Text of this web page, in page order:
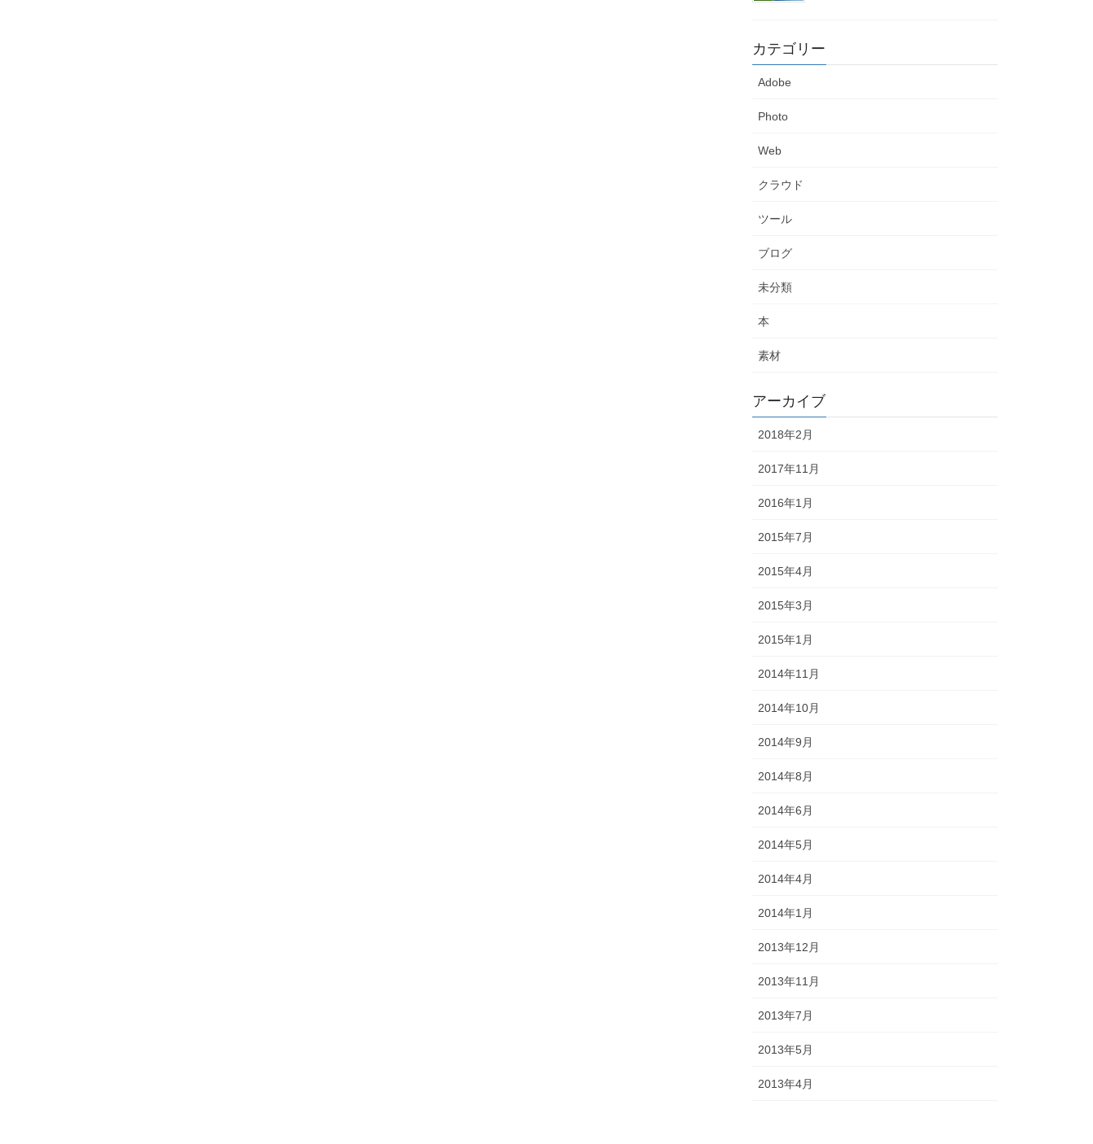
カテゴリー
Adobe
Photo
Web
クラウド
ツール
ブログ
未分類
本
素材
アーカイブ
2018年2月
2017年11月
2016年1月
2015年7月
2015年4月
2015年3月
2015年1月
2014年11月
2014年10月
2014年9月
2014年8月
2014年6月
2014年5月
2014年4月
2014年1月
2013年12月
2013年11月
2013年7月
2013年5月
2013年4月